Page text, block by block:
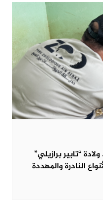
“تابير برازيلي”
النادرة والمهددة